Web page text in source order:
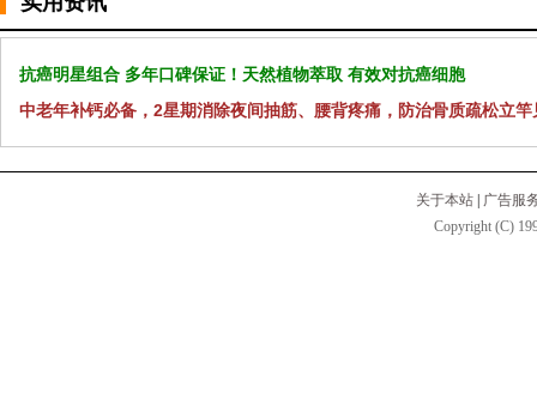
抗癌明星组合 多年口碑保证！天然植物萃取 有效对抗癌细胞
中老年补钙必备，2星期消除夜间抽筋、腰背疼痛，防治骨质疏松立竿
关于本站
广告服
Copyright (C)